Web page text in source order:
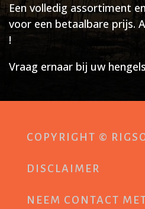
Een volledig assortiment
voor een betaalbare prijs.
!
Vraag ernaar bij uw
COPYRIGHT ©
DISCLAIMER
NEEM CONTACT